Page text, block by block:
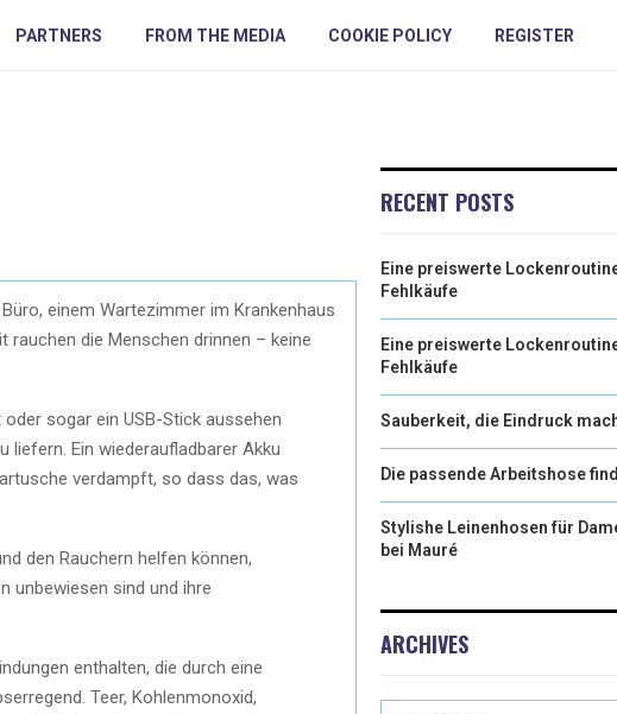
PARTNERS FROM THE MEDIA COOKIE POLICY REGISTER
einem Wartezimmer im Krankenhaus
die Menschen drinnen – keine
sogar ein USB-Stick aussehen
liefern. Ein wiederaufladbarer Akku
verdampft, so dass das, was
den Rauchern helfen können,
unbewiesen sind und ihre
enthalten, die durch eine
Teer, Kohlenmonoxid,
RECENT POSTS
Eine preiswerte
Fehlkäufe
Eine preiswerte
Fehlkäufe
Sauberkeit, die Eindruck
Die passende Arbeitshose
Stylishe Leinenhosen für
bei Mauré
ARCHIVES